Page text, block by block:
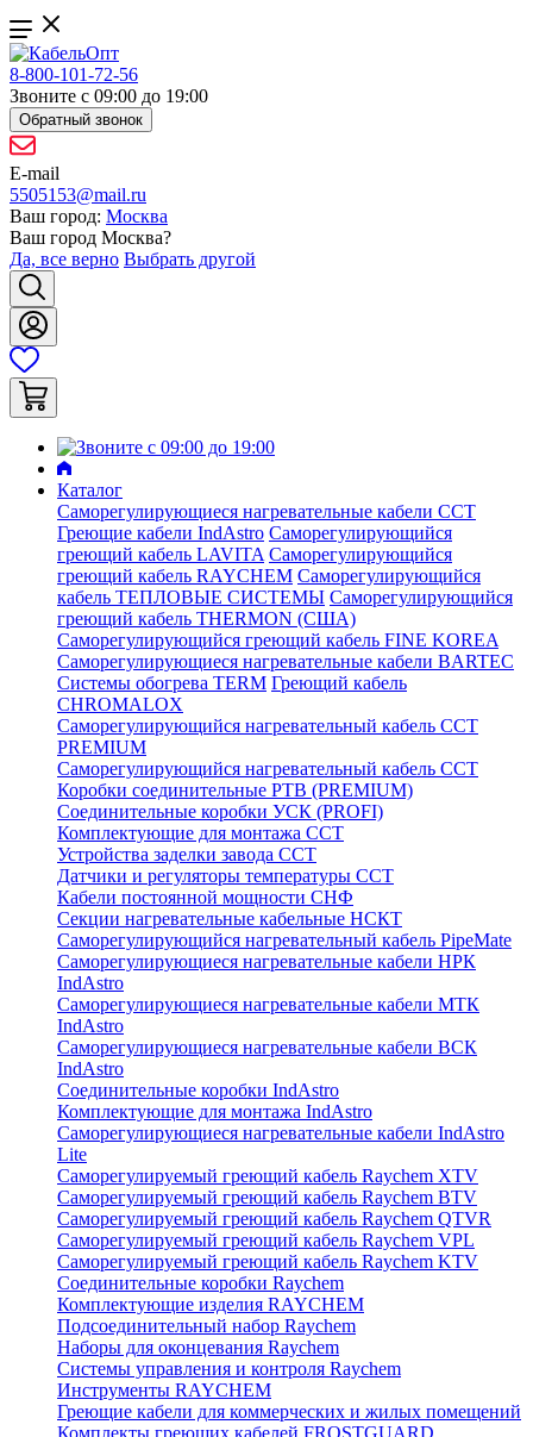
8-800-101-72-56
Звоните с 09:00 до 19:00
Обратный звонок
E-mail
5505153@mail.ru
Ваш город: Москва
Ваш город Москва?
Да, все верно Выбрать другой
Каталог
Саморегулирующиеся нагревательные кабели ССТ
Греющие кабели IndAstro Саморегулирующийся
греющий кабель LAVITA Саморегулирующийся
греющий кабель RAYCHEM Саморегулирующийся
кабель ТЕПЛОВЫЕ СИСТЕМЫ Саморегулирующийся
греющий кабель THERMON (США)
Саморегулирующийся греющий кабель FINE KOREA
Саморегулирующиеся нагревательные кабели BARTEC
Системы обогрева TERM Греющий кабель
CHROMALOX
Саморегулирующийся нагревательный кабель ССТ
PREMIUM
Саморегулирующийся нагревательный кабель ССТ
Коробки соединительные РТВ (PREMIUM)
Соединительные коробки УСК (PROFI)
Комплектующие для монтажа ССТ
Устройства заделки завода ССТ
Датчики и регуляторы температуры ССТ
Кабели постоянной мощности СНФ
Секции нагревательные кабельные НСКТ
Саморегулирующийся нагревательный кабель PipeMate
Саморегулирующиеся нагревательные кабели НРК
IndAstro
Саморегулирующиеся нагревательные кабели МТК
IndAstro
Саморегулирующиеся нагревательные кабели ВСК
IndAstro
Соединительные коробки IndAstro
Комплектующие для монтажа IndAstro
Саморегулирующиеся нагревательные кабели IndAstro
Lite
Саморегулируемый греющий кабель Raychem XTV
Саморегулируемый греющий кабель Raychem BTV
Саморегулируемый греющий кабель Raychem QTVR
Саморегулируемый греющий кабель Raychem VPL
Саморегулируемый греющий кабель Raychem KTV
Соединительные коробки Raychem
Комплектующие изделия RAYCHEM
Подсоединительный набор Raychem
Наборы для оконцевания Raychem
Системы управления и контроля Raychem
Инструменты RAYCHEM
Греющие кабели для коммерческих и жилых помещений
Комплекты греющих кабелей FROSTGUARD